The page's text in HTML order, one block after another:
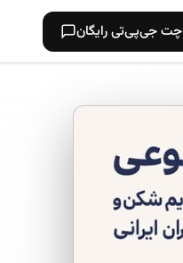
چت جی‌پی‌تی رایگان